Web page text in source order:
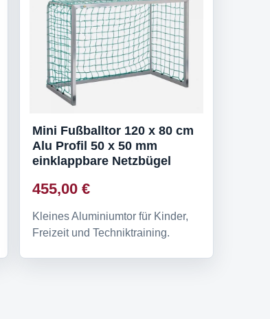
Mini Fußballtor 120 x 80 cm
Alu Profil 50 x 50 mm
einklappbare Netzbügel
455,00 €
Kleines Aluminiumtor für Kinder,
Freizeit und Techniktraining.